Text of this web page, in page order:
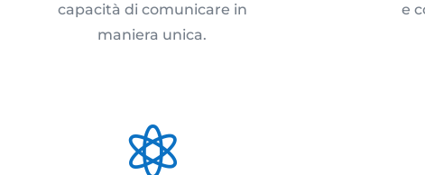
capacità di comunicare in
maniera unica.
e
